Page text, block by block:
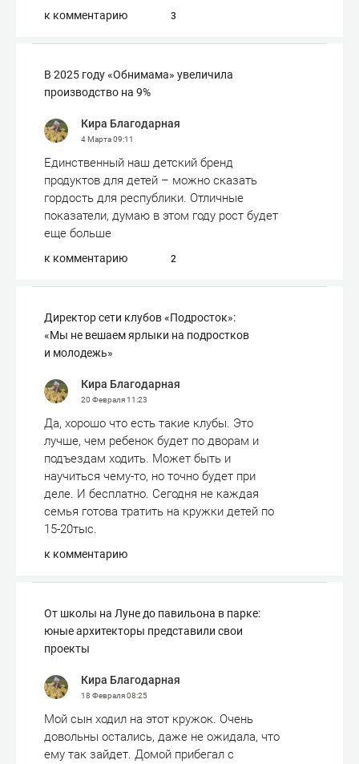
к комментарию 3
В 2025 году «Обнимама» увеличила
производство на 9%
Кира Благодарная
4 Марта09:11
Единственный наш детский бренд
продуктов для детей – можно сказать
гордость для республики. Отличные
показатели, думаю в этом году рост будет
еще больше
к комментарию 2
Директор сети клубов «Подросток»:
«Мы не вешаем ярлыки на подростков
и молодежь»
Кира Благодарная
20 Февраля11:23
Да, хорошо что есть такие клубы. Это
лучше, чем ребенок будет по дворам и
подъездам ходить. Может быть и
научиться чему-то, но точно будет при
деле. И бесплатно. Сегодня не каждая
семья готова тратить на кружки детей по
15-20тыс.
к комментарию
От школы на Луне до павильона в парке:
юные архитекторы представили свои
проекты
Кира Благодарная
18 Февраля08:25
Мой сын ходил на этот кружок. Очень
довольны остались, даже не ожидала, что
ему так зайдет. Домой прибегал с